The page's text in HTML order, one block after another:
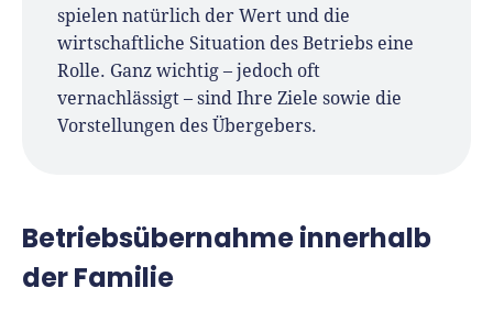
spielen natürlich der Wert und die
wirtschaftliche Situation des Betriebs eine
Rolle. Ganz wichtig – jedoch oft
vernachlässigt – sind Ihre Ziele sowie die
Vorstellungen des Übergebers.
Betriebsübernahme innerhalb
der Familie